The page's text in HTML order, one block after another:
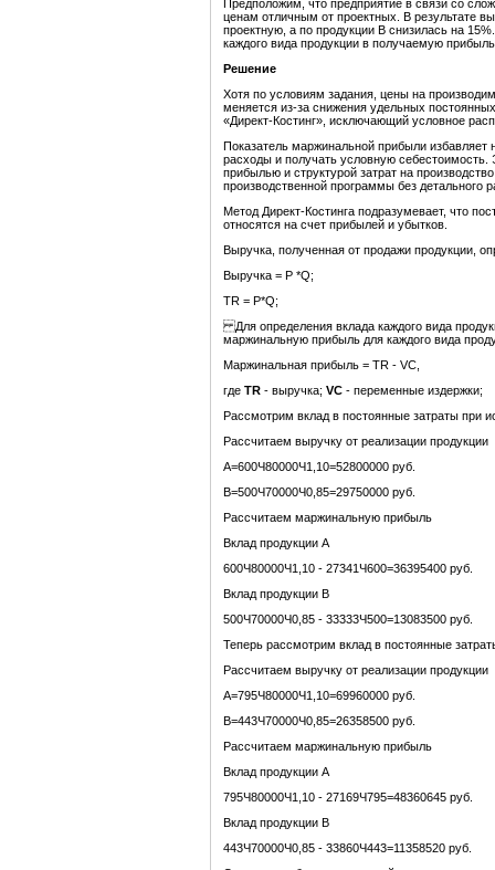
Предположим, что предприятие в связи со
ценам отличным от проектных. В результате
проектную, а по продукции В снизилась на
каждого вида продукции в получаемую
Решение
Хотя по условиям задания, цены на
меняется из-за снижения удельных
«Директ-Костинг», исключающий условное
Показатель маржинальной прибыли избавляет
расходы и получать условную себестоимость.
прибылью и структурой затрат на
производственной программы без детального
Метод Директ-Костинга подразумевает, что
относятся на счет прибылей и убытков.
Выручка, полученная от продажи продукции,
Выручка = Р *Q;
TR = P*Q;
Для определения вклада каждого вида
маржинальную прибыль для каждого вида
Маржинальная прибыль = TR - VC,
где TR - выручка; VC - переменные издержки;
Рассмотрим вклад в постоянные затраты при
Рассчитаем выручку от реализации продукции
А=600Ч80000Ч1,10=52800000 руб.
В=500Ч70000Ч0,85=29750000 руб.
Рассчитаем маржинальную прибыль
Вклад продукции А
600Ч80000Ч1,10 - 27341Ч600=36395400 руб.
Вклад продукции В
500Ч70000Ч0,85 - 33333Ч500=13083500 руб.
Теперь рассмотрим вклад в постоянные
Рассчитаем выручку от реализации продукции
А=795Ч80000Ч1,10=69960000 руб.
В=443Ч70000Ч0,85=26358500 руб.
Рассчитаем маржинальную прибыль
Вклад продукции А
795Ч80000Ч1,10 - 27169Ч795=48360645 руб.
Вклад продукции В
443Ч70000Ч0,85 - 33860Ч443=11358520 руб.